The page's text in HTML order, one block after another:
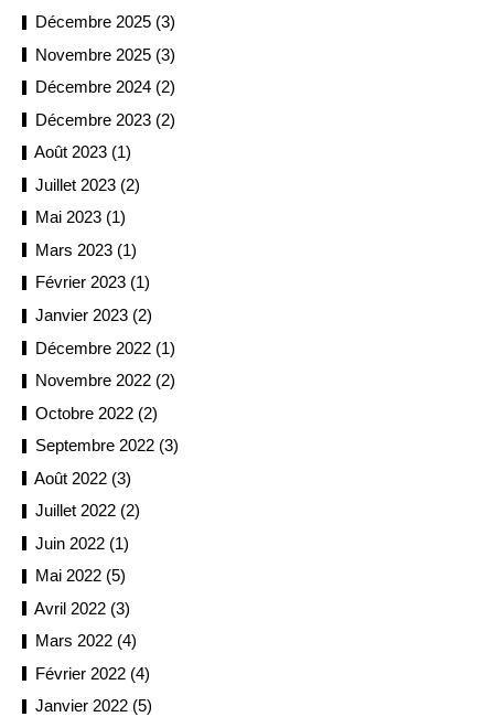
Décembre 2025 (3)
Novembre 2025 (3)
Décembre 2024 (2)
Décembre 2023 (2)
Août 2023 (1)
Juillet 2023 (2)
Mai 2023 (1)
Mars 2023 (1)
Février 2023 (1)
Janvier 2023 (2)
Décembre 2022 (1)
Novembre 2022 (2)
Octobre 2022 (2)
Septembre 2022 (3)
Août 2022 (3)
Juillet 2022 (2)
Juin 2022 (1)
Mai 2022 (5)
Avril 2022 (3)
Mars 2022 (4)
Février 2022 (4)
Janvier 2022 (5)